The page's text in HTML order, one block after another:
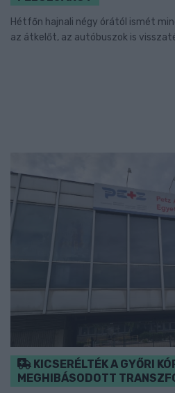
Hétfőn hajnali négy órától ismét
az átkelőt, az autóbuszok is
KICSERÉLTÉK A GYŐRI
MEGHIBÁSODOTT